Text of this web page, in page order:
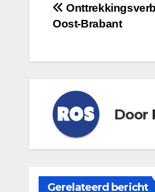
Bericht
Oost-Brabant
Door
Gerelateerd bericht